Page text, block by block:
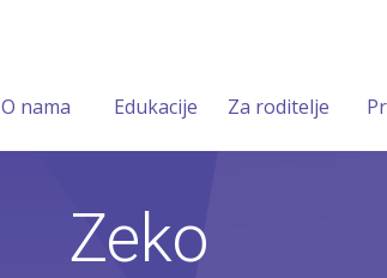
O nama Edukacije Za roditelje
Zeko